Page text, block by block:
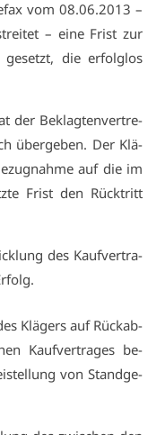
vom 08.06.2013 –
– ei­ne Frist zur
ge­setzt, die er­folg­los
der Be­klag­ten­ver­tre­
über­ge­ben. Der Klä­
auf die im
Frist den Rück­tritt
des Kauf­ver­tra­
Klä­gers auf Rück­ab­
Kauf­ver­tra­ges be­
von Stand­ge­